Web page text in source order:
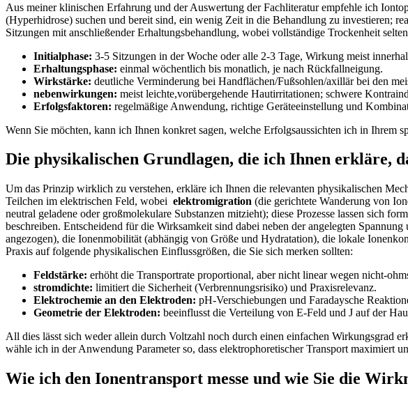
Aus meiner klinischen Erfahrung und der ‍Auswertung der Fachliteratur ⁢empfehle ich⁣
(Hyperhidrose) suchen und‌ bereit sind,⁢ ein wenig‍ Zeit in die Behandlung zu investieren;
Sitzungen mit ​anschließender Erhaltungsbehandlung, ⁢wobei vollständige Trockenheit
Initialphase: 3-5 ‌Sitzungen in der Woche oder alle 2-3 Tage, Wirkung​ meist
Erhaltungsphase: einmal wöchentlich bis monatlich, je nach Rückfallneigung.
Wirkstärke: deutliche⁤ Verminderung⁢ bei Handflächen/Fußsohlen/axillär​ bei⁢ den
nebenwirkungen: meist⁣ leichte,vorübergehende Hautirritationen; schwere
Erfolgsfaktoren: regelmäßige Anwendung, richtige Geräteeinstellung und
Wenn⁤ Sie‌ möchten, kann ⁣ich Ihnen konkret sagen, welche ‌Erfolgsaussichten ich ⁣in⁢ Ihrem​
Die physikalischen ⁢Grundlagen, die ich Ihnen erkläre,
Um das⁣ Prinzip wirklich⁤ zu verstehen, erkläre ich Ihnen die relevanten physikalischen
⁣Teilchen im elektrischen⁤ Feld, wobei ​ elektromigration (die gerichtete Wanderung ‌von
neutral geladene oder großmolekulare Substanzen mitzieht); diese Prozesse​ lassen sich
beschreiben. Entscheidend für ​die Wirksamkeit​ sind dabei neben der angelegten​ Spannung
angezogen),‌ die Ionenmobilität ⁤(abhängig ⁢von Größe⁣ und‌ Hydratation), die lokale⁣
Praxis ‍auf folgende ⁢physikalischen ⁣Einflussgrößen, die Sie sich merken sollten:
Feldstärke: erhöht die Transportrate proportional, aber⁢ nicht linear wegen
stromdichte: limitiert die Sicherheit (Verbrennungsrisiko) und Praxisrelevanz.
Elektrochemie an den Elektroden: pH‑Verschiebungen und Faradaysche
Geometrie der Elektroden: beeinflusst⁢ die Verteilung​ von E‑Feld​ und J ⁢auf der
All dies lässt sich ‍weder allein durch Voltzahl noch durch einen einfachen Wirkungsgrad
wähle ich in ⁤der Anwendung Parameter so, ‌dass elektrophoretischer Transport maximiert
Wie ich⁣ den ⁣Ionentransport messe und wie Sie die